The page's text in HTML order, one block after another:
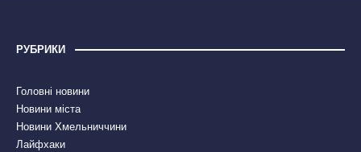
РУБРИКИ
Головні новини
Новини міста
Новини Хмельниччини
Лайфхаки